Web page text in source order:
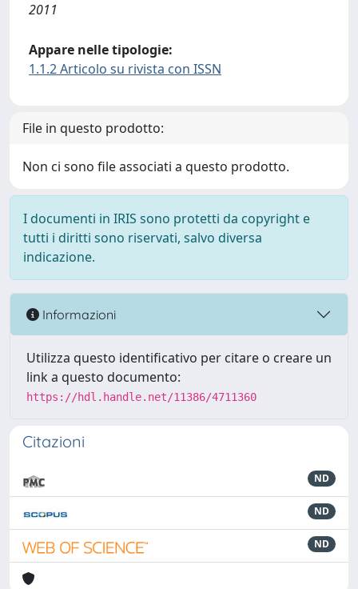
2011
Appare nelle tipologie:
1.1.2 Articolo su rivista con ISSN
File in questo prodotto:
Non ci sono file associati a questo prodotto.
I documenti in IRIS sono protetti da copyright e
tutti i diritti sono riservati, salvo diversa
indicazione.
Informazioni
Utilizza questo identificativo per citare o creare un
link a questo documento:
https://hdl.handle.net/11386/4711360
Citazioni
ND
ND
ND